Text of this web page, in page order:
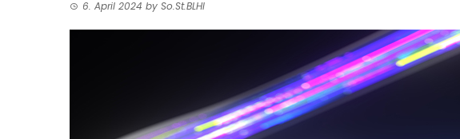
6. April 2024 by So.St.BLHI